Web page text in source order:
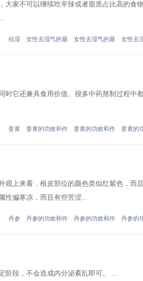
家不可以继续吃辛辣或者脂质占比高的食
祛湿 女性去湿气的最 女性去湿气的最 女性去
它还兼具食用价值。很多中药熬制过程中
姜黄 姜黄的功效和作 姜黄的功效和作 姜黄的
观上来看，根皮部位的颜色类似红紫色，而
性偏寒凉，而且有些苦涩...
丹参 丹参的功效和作 丹参的功效和作 丹参的
阶段，不会造成内分泌紊乱即可。 ...